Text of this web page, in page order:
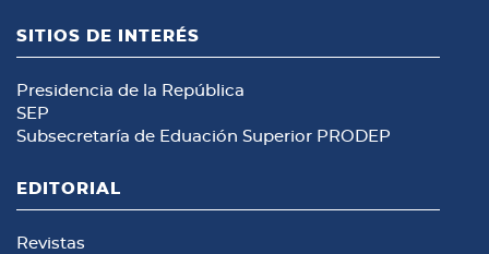
SITIOS DE INTERÉS
Presidencia de la República
SEP
Subsecretaría de Eduación Superior PRODEP
EDITORIAL
Revistas